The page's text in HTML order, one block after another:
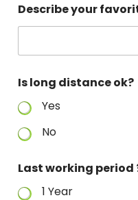
Describe your
Is long distance ok?
Yes
No
Last working period
1 Year